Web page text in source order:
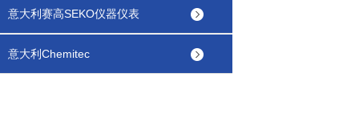
意大利赛高SEKO仪器仪表
意大利Chemitec